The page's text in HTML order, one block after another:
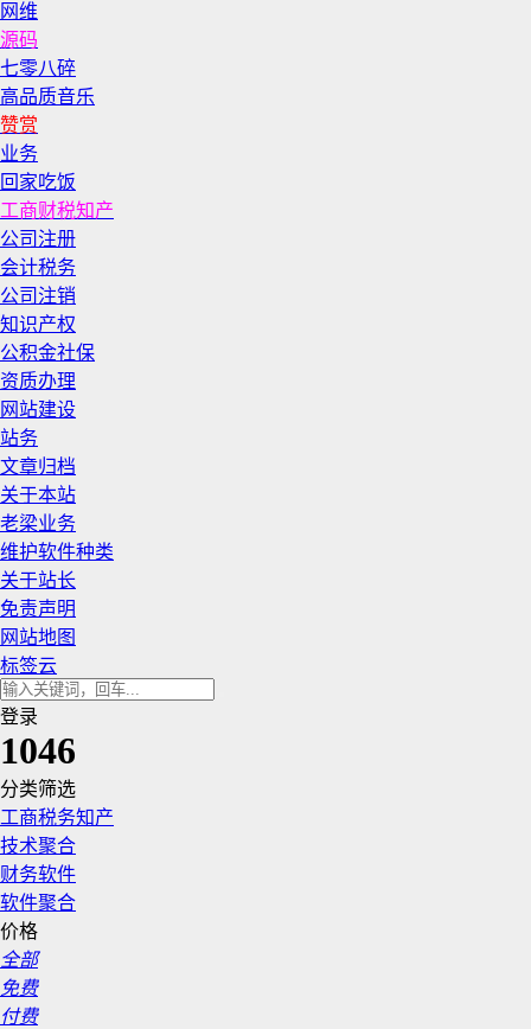
网维
源码
七零八碎
高品质音乐
赞赏
业务
回家吃饭
工商财税知产
公司注册
会计税务
公司注销
知识产权
公积金社保
资质办理
网站建设
站务
文章归档
关于本站
老梁业务
维护软件种类
关于站长
免责声明
网站地图
标签云
登录
1046
分类筛选
工商税务知产
技术聚合
财务软件
软件聚合
价格
全部
免费
付费